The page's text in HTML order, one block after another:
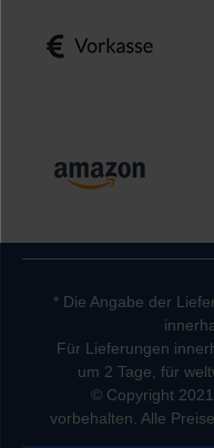
* Die Angabe der
Für Lieferungen
um 2 Tage, für
© Copyright
vorbehalten. Alle